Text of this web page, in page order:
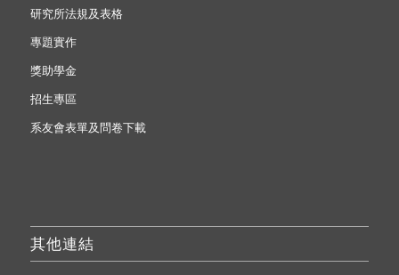
研究所法規及表格
專題實作
獎助學金
招生專區
系友會表單及問卷下載
其他連結